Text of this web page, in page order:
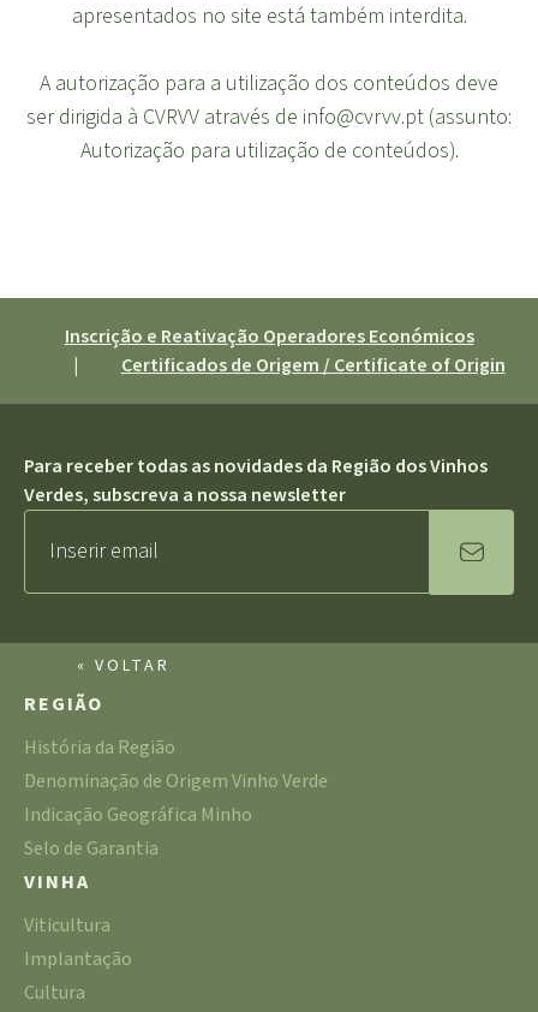
apresentados no site está também interdita.
A autorização para a utilização dos conteúdos deve
ser dirigida à CVRVV através de info@cvrvv.pt (assunto:
Autorização para utilização de conteúdos).
Inscrição e Reativação Operadores Económicos
|
Certificados de Origem / Certificate of Origin
Para receber todas as novidades da Região dos Vinhos
Verdes, subscreva a nossa newsletter
« VOLTAR
REGIÃO
História da Região
Denominação de Origem Vinho Verde
Indicação Geográfica Minho
Selo de Garantia
VINHA
Viticultura
Implantação
Cultura